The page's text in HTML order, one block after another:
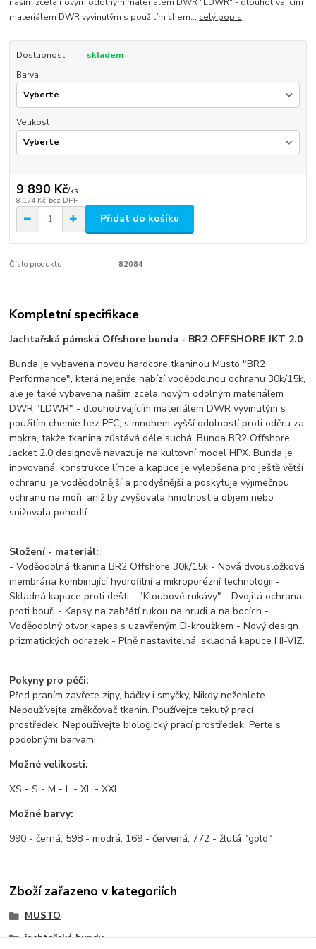
materiálem DWR vyvinutým s použitím chem... celý popis
Dostupnost
skladem
Barva
Velikost
9 890 Kč/ks
8 174 Kč bez DPH
Přidat do košíku
Číslo produktu: 82084
Kompletní specifikace
Jachtařská pámská Offshore bunda - BR2 OFFSHORE JKT 2.0
Bunda je vybavena novou hardcore tkaninou Musto "BR2
Performance", která nejenže nabízí voděodolnou ochranu 30k/15k,
ale je také vybavena naším zcela novým odolným materiálem
DWR "LDWR" - dlouhotrvajícím materiálem DWR vyvinutým s
použitím chemie bez PFC, s mnohem vyšší odolností proti oděru za
mokra, takže tkanina zůstává déle suchá. Bunda BR2 Offshore
Jacket 2.0 designově navazuje na kultovní model HPX. Bunda je
inovovaná, konstrukce límce a kapuce je vylepšena pro ještě větší
ochranu, je voděodolnější a prodyšnější a poskytuje výjimečnou
ochranu na moři, aniž by zvyšovala hmotnost a objem nebo
snižovala pohodlí.
Složení - materiál:
- Voděodolná tkanina BR2 Offshore 30k/15k - Nová dvousložková
membrána kombinující hydrofilní a mikroporézní technologii -
Skladná kapuce proti dešti - "Kloubové rukávy" - Dvojitá ochrana
proti bouři - Kapsy na zahřátí rukou na hrudi a na bocích -
Voděodolný otvor kapes s uzavřeným D-kroužkem - Nový design
prizmatických odrazek - Plně nastavitelná, skladná kapuce HI-VIZ.
Pokyny pro péči:
Před praním zavřete zipy, háčky i smyčky, Nikdy nežehlete.
Nepoužívejte změkčovač tkanin. Používejte tekutý prací
prostředek. Nepoužívejte biologický prací prostředek. Perte s
podobnými barvami.
Možné velikosti:
XS - S - M - L - XL - XXL
Možné barvy:
990 - černá, 598 - modrá, 169 - červená, 772 - žlutá "gold"
Zboží zařazeno v kategoriích
MUSTO
jachtařské bundy